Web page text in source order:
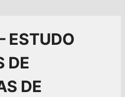
ESTUDO
DE
DE